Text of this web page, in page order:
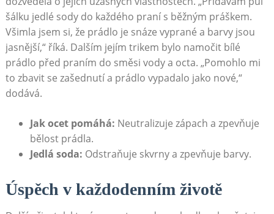
šálku jedlé​ sody ​do každého praní s běžným práškem.
Všimla jsem si, že prádlo je snáze vyprané ​a ‍barvy jsou
jasnější,“ říká. Dalším jejím trikem bylo namočit bílé
prádlo před praním do směsi vody a⁣ octa. „Pomohlo mi
to zbavit se zašednutí a prádlo vypadalo jako nové,“
dodává.
Jak ocet pomáhá: Neutralizuje zápach a⁤ zpevňuje
bělost prádla.
Jedlá soda: Odstraňuje skvrny a zpevňuje barvy.
Úspěch⁤ v každodenním životě